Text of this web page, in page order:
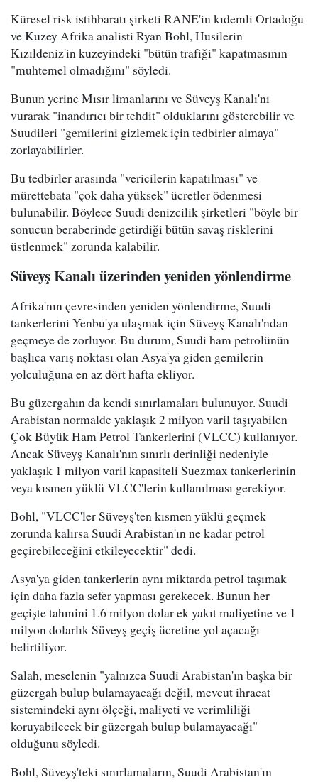
Küresel risk istihbaratı şirketi RANE'in kıdemli Ortadoğu
ve Kuzey Afrika analisti Ryan Bohl, Husilerin
Kızıldeniz'in kuzeyindeki "bütün trafiği" kapatmasının
"muhtemel olmadığını" söyledi.
Bunun yerine Mısır limanlarını ve Süveyş Kanalı'nı
vurarak "inandırıcı bir tehdit" olduklarını gösterebilir ve
Suudileri "gemilerini gizlemek için tedbirler almaya"
zorlayabilirler.
Bu tedbirler arasında "vericilerin kapatılması" ve
mürettebata "çok daha yüksek" ücretler ödenmesi
bulunabilir. Böylece Suudi denizcilik şirketleri "böyle bir
sonucun beraberinde getirdiği bütün savaş risklerini
üstlenmek" zorunda kalabilir.
Süveyş Kanalı üzerinden yeniden yönlendirme
Afrika'nın çevresinden yeniden yönlendirme, Suudi
tankerlerini Yenbu'ya ulaşmak için Süveyş Kanalı'ndan
geçmeye de zorluyor. Bu durum, Suudi ham petrolünün
başlıca varış noktası olan Asya'ya giden gemilerin
yolculuğuna en az dört hafta ekliyor.
Bu güzergahın da kendi sınırlamaları bulunuyor. Suudi
Arabistan normalde yaklaşık 2 milyon varil taşıyabilen
Çok Büyük Ham Petrol Tankerlerini (VLCC) kullanıyor.
Ancak Süveyş Kanalı'nın sınırlı derinliği nedeniyle
yaklaşık 1 milyon varil kapasiteli Suezmax tankerlerinin
veya kısmen yüklü VLCC'lerin kullanılması gerekiyor.
Bohl, "VLCC'ler Süveyş'ten kısmen yüklü geçmek
zorunda kalırsa Suudi Arabistan'ın ne kadar petrol
geçirebileceğini etkileyecektir" dedi.
Asya'ya giden tankerlerin aynı miktarda petrol taşımak
için daha fazla sefer yapması gerekecek. Bunun her
geçişte tahmini 1.6 milyon dolar ek yakıt maliyetine ve 1
milyon dolarlık Süveyş geçiş ücretine yol açacağı
belirtiliyor.
Salah, meselenin "yalnızca Suudi Arabistan'ın başka bir
güzergah bulup bulamayacağı değil, mevcut ihracat
sistemindeki aynı ölçeği, maliyeti ve verimliliği
koruyabilecek bir güzergah bulup bulamayacağı"
olduğunu söyledi.
Bohl, Süveyş'teki sınırlamaların, Suudi Arabistan'ın